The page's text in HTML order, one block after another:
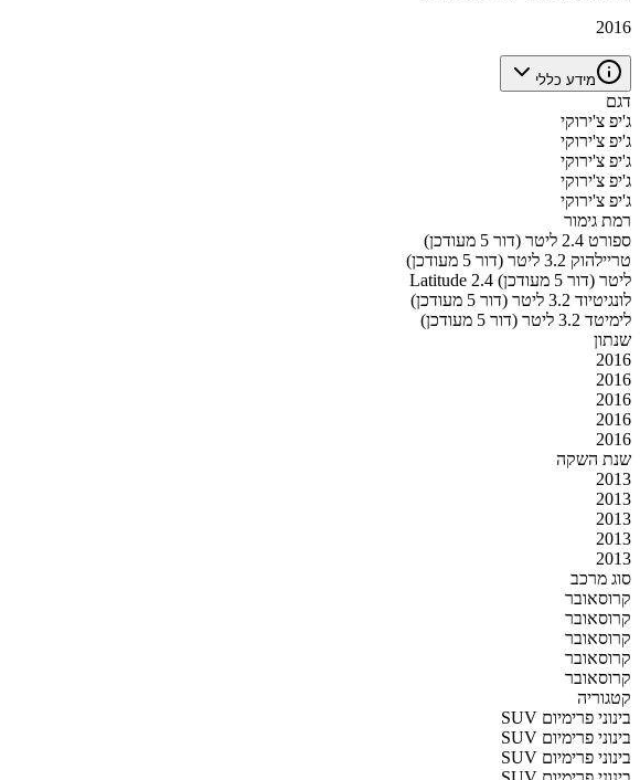
2016
מידע כללי
דגם
ג'יפ צ'ירוקי
ג'יפ צ'ירוקי
ג'יפ צ'ירוקי
ג'יפ צ'ירוקי
ג'יפ צ'ירוקי
רמת גימור
ספורט 2.4 ליטר (דור 5 מעודכן)
טריילהוק 3.2 ליטר (דור 5 מעודכן)
Latitude 2.4 ליטר (דור 5 מעודכן)
לונגיטיוד 3.2 ליטר (דור 5 מעודכן)
לימיטד 3.2 ליטר (דור 5 מעודכן)
שנתון
2016
2016
2016
2016
2016
שנת השקה
2013
2013
2013
2013
2013
סוג מרכב
קרוסאובר
קרוסאובר
קרוסאובר
קרוסאובר
קרוסאובר
קטגוריה
SUV בינוני פרימיום
SUV בינוני פרימיום
SUV בינוני פרימיום